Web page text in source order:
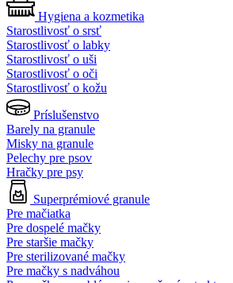
Hygiena a kozmetika
Starostlivosť o srsť
Starostlivosť o labky
Starostlivosť o uši
Starostlivosť o oči
Starostlivosť o kožu
Príslušenstvo
Barely na granule
Misky na granule
Pelechy pre psov
Hračky pre psy
Superprémiové granule
Pre mačiatka
Pre dospelé mačky
Pre staršie mačky
Pre sterilizované mačky
Pre mačky s nadváhou